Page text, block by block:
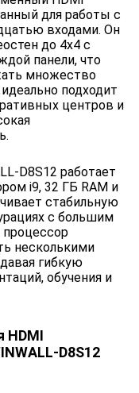
для работы с
входами. Он
до 4х4 с
панели, что
множество
подходит
центров и
D8S12 работает
i9, 32 ГБ RAM и
стабильную
с большим
несколькими
гибкую
обучения и
HDMI
D8S12